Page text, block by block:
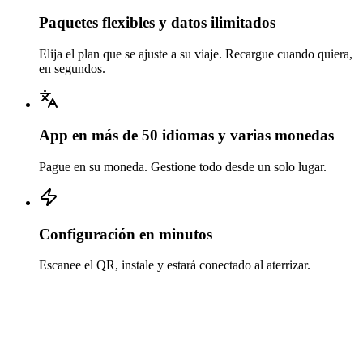
Paquetes flexibles y datos ilimitados
Elija el plan que se ajuste a su viaje. Recargue cuando quiera,
en segundos.
App en más de 50 idiomas y varias monedas
Pague en su moneda. Gestione todo desde un solo lugar.
Configuración en minutos
Escanee el QR, instale y estará conectado al aterrizar.